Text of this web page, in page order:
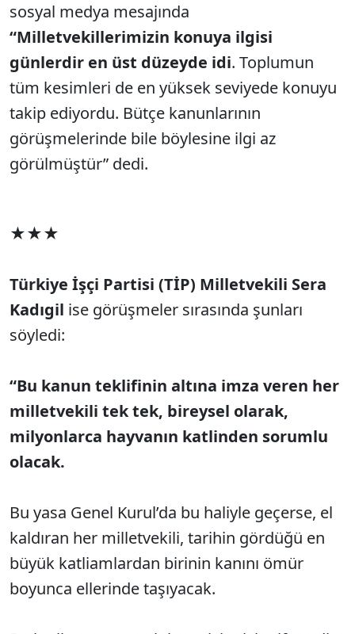
sosyal medya mesajında
“Milletvekillerimizin konuya ilgisi
günlerdir en üst düzeyde idi. Toplumun
tüm kesimleri de en yüksek seviyede konuyu
takip ediyordu. Bütçe kanunlarının
görüşmelerinde bile böylesine ilgi az
görülmüştür” dedi.
★★★
Türkiye İşçi Partisi (TİP) Milletvekili Sera
Kadıgil ise görüşmeler sırasında şunları
söyledi:
“Bu kanun teklifinin altına imza veren her
milletvekili tek tek, bireysel olarak,
milyonlarca hayvanın katlinden sorumlu
olacak.
Bu yasa Genel Kurul’da bu haliyle geçerse, el
kaldıran her milletvekili, tarihin gördüğü en
büyük katliamlardan birinin kanını ömür
boyunca ellerinde taşıyacak.